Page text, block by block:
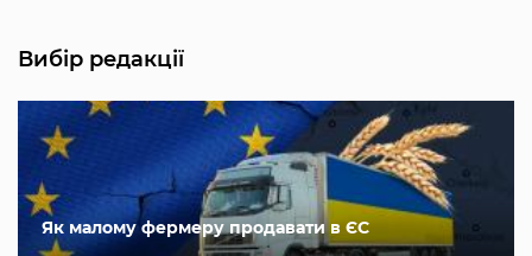
Вибір редакції
Як малому фермеру продавати в ЄС